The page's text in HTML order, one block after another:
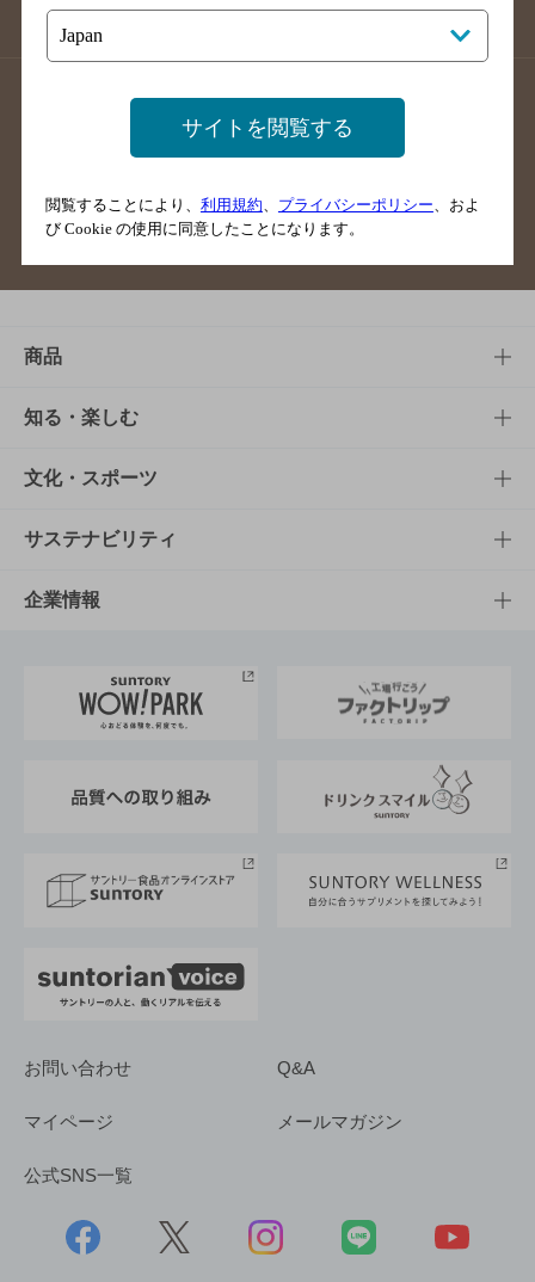
沖縄県のバー検索
店舗登録方法のご案内
店舗情報更新方法のご案内
掲載店舗様ログイン
ご意見・ご感想
商品
商品TOP
商品一覧
商品発売情報
栄養成分一覧
知る・楽しむ
知る・楽しむTOP
キャンペーン
工場見学
地域情報
文化・スポーツ
文化・スポーツTOP
サントリーホール
サントリーサンバーズ大阪
サステナビリティ
サステナビリティTOP
サントリーが考えるサステナビリティ経営
企業情報
企業概要
採用情報
お問い合わせ Q&A
マイページ メールマガジン
公式SNS一覧
サイトを閲覧する
閲覧することにより、 利用規約 プライバシーポリシー 、およ
び Cookie の使用に同意したことになります。